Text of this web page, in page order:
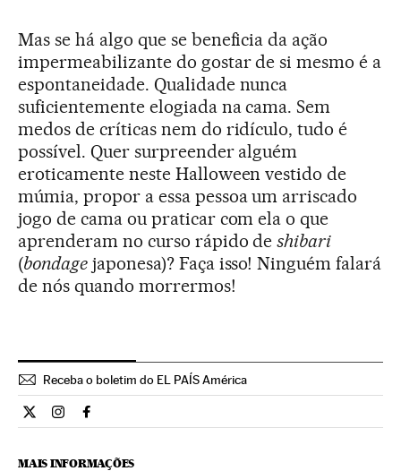
Mas se há algo que se beneficia da ação
impermeabilizante do gostar de si mesmo é a
espontaneidade. Qualidade nunca
suficientemente elogiada na cama. Sem
medos de críticas nem do ridículo, tudo é
possível. Quer surpreender alguém
eroticamente neste Halloween vestido de
múmia, propor a essa pessoa um arriscado
jogo de cama ou praticar com ela o que
aprenderam no curso rápido deshibari
(bondagejaponesa)? Faça isso! Ninguém falará
de nós quando morrermos!
Receba o boletim do EL PAÍS América
Estilo El País Brasil en Twitter
Estilo El País Brasil en Instagram
Estilo El País Brasil en Facebook
MAIS INFORMAÇÕES